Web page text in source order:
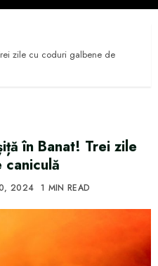
zile cu coduri galbene de
în Banat! Trei zile
2024 1 MIN READ